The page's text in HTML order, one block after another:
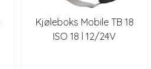
Kjøleboks Mobile TB 18
ISO 18 l 12/24V